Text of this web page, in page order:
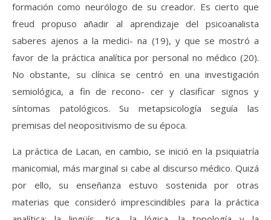
formación como neurólogo de su creador. Es cierto que
freud propuso añadir al aprendizaje del psicoanalista
saberes ajenos a la medici- na (19), y que se mostró a
favor de la práctica analítica por personal no médico (20).
No obstante, su clínica se centró en una investigación
semiológica, a fin de recono- cer y clasificar signos y
síntomas patológicos. Su metapsicología seguía las
premisas del neopositivismo de su época.
La práctica de Lacan, en cambio, se inició en la psiquiatría
manicomial, más marginal si cabe al discurso médico. Quizá
por ello, su enseñanza estuvo sostenida por otras
materias que consideró imprescindibles para la práctica